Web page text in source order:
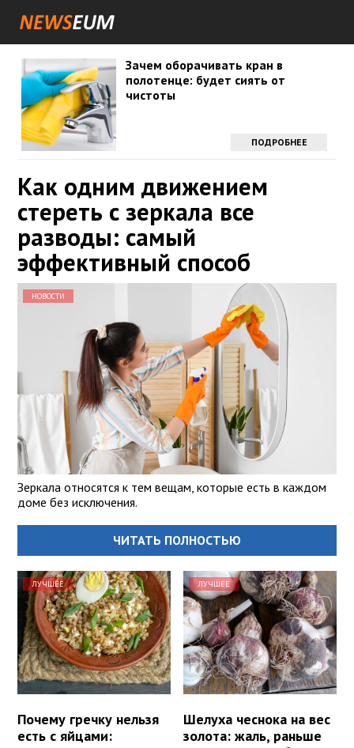
Зачем оборачивать кран в
полотенце: будет сиять от
чистоты
ПОДРОБНЕЕ
Как одним движением
стереть с зеркала все
разводы: самый
эффективный способ
НОВОСТИ
Зеркала относятся к тем вещам, которые есть в каждом
доме без исключения.
ЧИТАТЬ ПОЛНОСТЬЮ
ЛУЧШЕЕ
Почему гречку нельзя
есть с яйцами:
ЛУЧШЕЕ
Шелуха чеснока на вес
золота: жаль, раньше